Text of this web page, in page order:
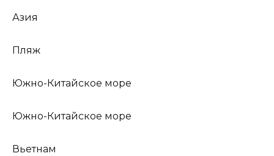
Азия
Пляж
Южно-Китайское море
Южно-Китайское море
Вьетнам